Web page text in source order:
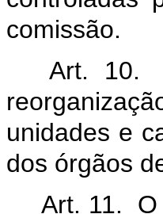
comissão.
Art. 10.
unidades e
dos órgãos
Art. 11.